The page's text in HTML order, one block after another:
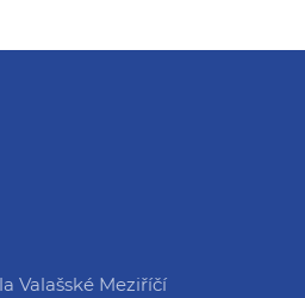
Valašské Meziříčí